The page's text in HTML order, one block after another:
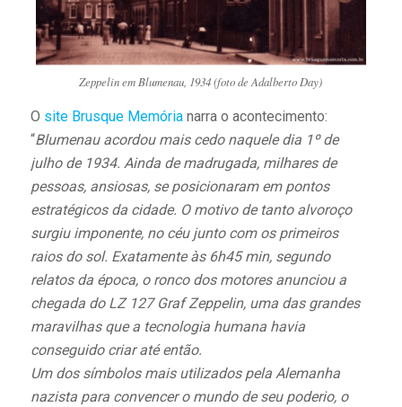
Zeppelin em Blumenau, 1934 (foto de Adalberto Day)
O site Brusque Memórianarra o acontecimento:
“Blumenau acordou mais cedo naquele dia 1º de
julho de 1934. Ainda de madrugada, milhares de
pessoas, ansiosas, se posicionaram em pontos
estratégicos da cidade. O motivo de tanto alvoroço
surgiu imponente, no céu junto com os primeiros
raios do sol. Exatamente às 6h45 min, segundo
relatos da época, o ronco dos motores anunciou a
chegada do LZ 127 Graf Zeppelin, uma das grandes
maravilhas que a tecnologia humana havia
conseguido criar até então.
Um dos símbolos mais utilizados pela Alemanha
nazista para convencer o mundo de seu poderio, o